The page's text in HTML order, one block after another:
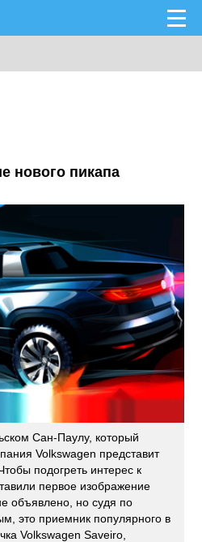
нового пикапа
Сан-Паулу, который
Volkswagen представит
подогреть интерес к
первое изображение
объявлено, но судя по
это приемник популярного в
Volkswagen Saveiro,